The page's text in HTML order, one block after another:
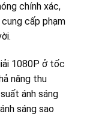
chính xác,
cấp phạm
1080P ở tốc
năng thu
ánh sáng
sáng sao